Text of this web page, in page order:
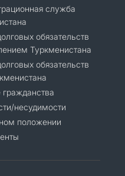
служба
обязательств
Туркменистана
обязательств
несудимости
положении